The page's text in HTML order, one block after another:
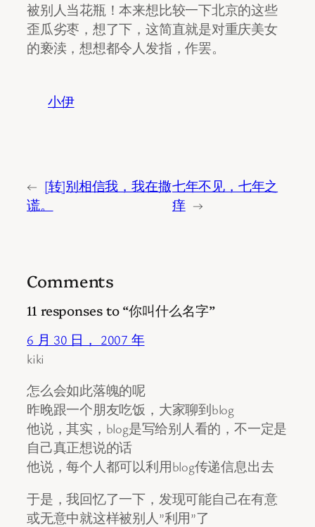
被别人当花瓶！本来想比较一下北京的这些
歪瓜劣枣，想了下，这简直就是对重庆美女
的亵渎，想想都令人发指，作罢。
小伊
← [转]别相信我，我在撒
谎。
七年不见，七年之
痒 →
Comments
11 responses to “你叫什么名字”
6 月 30 日， 2007 年
kiki
怎么会如此落魄的呢
昨晚跟一个朋友吃饭，大家聊到blog
他说，其实，blog是写给别人看的，不一定是
自己真正想说的话
他说，每个人都可以利用blog传递信息出去
于是，我回忆了一下，发现可能自己在有意
或无意中就这样被别人”利用”了